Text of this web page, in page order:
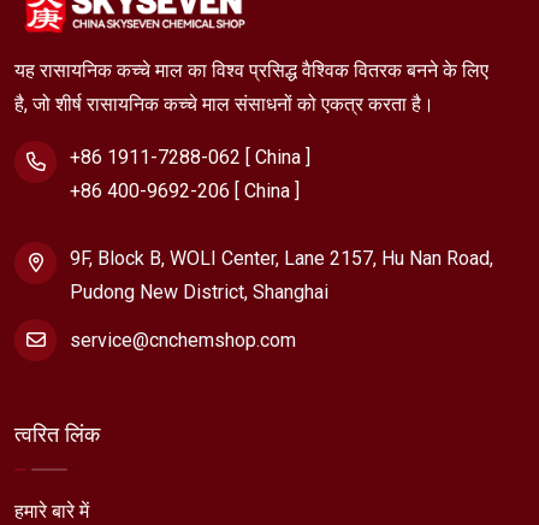
यह रासायनिक कच्चे माल का विश्व प्रसिद्ध वैश्विक वितरक बनने के लिए
है, जो शीर्ष रासायनिक कच्चे माल संसाधनों को एकत्र करता है।
+86 1911-7288-062 [ China ]
+86 400-9692-206 [ China ]
9F, Block B, WOLI Center, Lane 2157, Hu Nan Road,
Pudong New District, Shanghai
service@cnchemshop.com
त्वरित लिंक
हमारे बारे में